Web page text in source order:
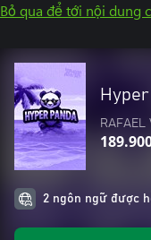
Bỏ qua để tới nội dung
RAFAEL
2 ngôn ngữ được